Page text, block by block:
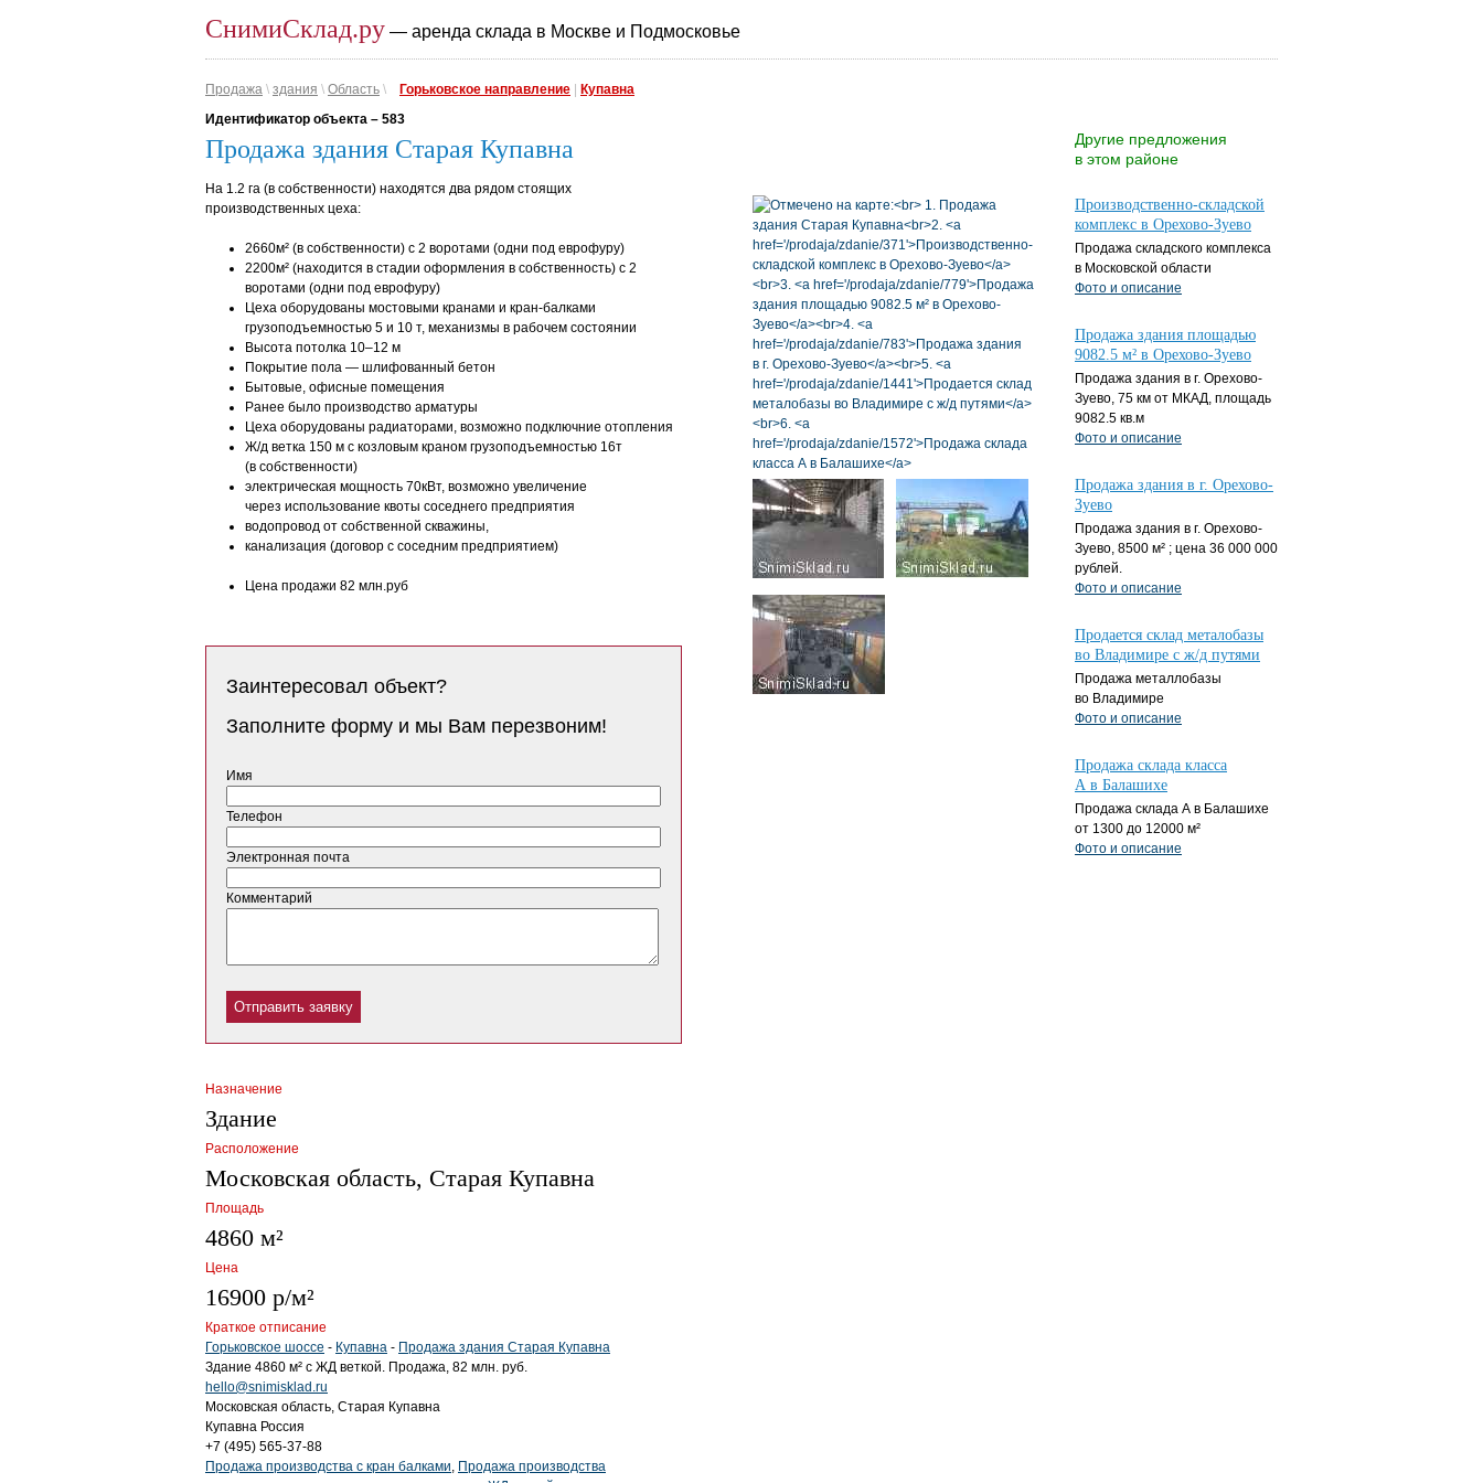
СнимиСклад.ру — аренда склада в Москве и Подмосковье
Продажа \ здания \ Область \ Горьковское направление
Купавна
Идентификатор объекта – 583
Продажа здания Старая Купавна
Другие предложения
в этом районе
На 1.2 га (в собственности) находятся два рядом стоящих
производственных цеха:
2660м² (в собственности) с 2 воротами (одни под еврофуру)
2200м² (находится в стадии оформления в собственность) с 2
воротами (одни под еврофуру)
Цеха оборудованы мостовыми кранами и кран-балками
грузоподъемностью 5 и 10 т, механизмы в рабочем состоянии
Высота потолка 10–12 м
Покрытие пола — шлифованный бетон
Бытовые, офисные помещения
Ранее было производство арматуры
Цеха оборудованы радиаторами, возможно подключние отопления
Ж/д ветка 150 м с козловым краном грузоподъемностью 16т
(в собственности)
электрическая мощность 70кВт, возможно увеличение
через использование квоты соседнего предприятия
водопровод от собственной скважины,
канализация (договор с соседним предприятием)
Цена продажи 82 млн.руб
Заинтересовал объект?
Заполните форму и мы Вам перезвоним!
Имя
Телефон
Электронная почта
Комментарий
Назначение
Здание
Расположение
Московская область, Старая Купавна
Площадь
4860 м²
Цена
16900 р/м²
Краткое отписание
Горьковское шоссе - Купавна - Продажа здания Старая Купавна
Здание 4860 м² с ЖД веткой. Продажа, 82 млн. руб.
hello@snimisklad.ru
Московская область, Старая Купавна
Купавна Россия
+7 (495) 565-37-88
Продажа производства с кран балками, Продажа производства
Производственно-складской
комплекс в Орехово-Зуево
Продажа складского комплекса
в Московской области
Фото и описание
Продажа здания площадью
9082.5 м² в Орехово-Зуево
Продажа здания в г. Орехово-
Зуево, 75 км от МКАД, площадь
9082.5 кв.м
Фото и описание
Продажа здания в г. Орехово-
Зуево
Продажа здания в г. Орехово-
Зуево, 8500 м² ; цена 36 000 000
рублей.
Фото и описание
Продается склад металобазы
во Владимире с ж/д путями
Продажа металлобазы
во Владимире
Фото и описание
Продажа склада класса
А в Балашихе
Продажа склада А в Балашихе
от 1300 до 12000 м²
Фото и описание